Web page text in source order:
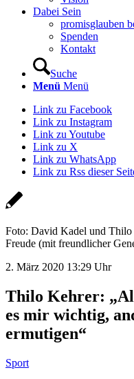
Dabei Sein
promisglauben
Spenden
Kontakt
Suche
Menü Menü
Link zu Facebook
Link zu Instagram
Link zu Youtube
Link zu X
Link zu WhatsApp
Link zu Rss dieser
Foto: David Kadel und
Freude (mit freundlicher
2. März 2020 13:29 Uhr
Thilo Kehrer:
es mir wichtig,
ermutigen“
Sport